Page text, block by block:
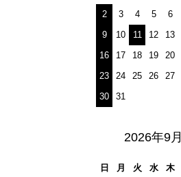
2
3 4 5 6
9
10 11 12 13
16
17 18 19 20
23
24 25 26 27
30
31
2026年9月
日 月 火 水 木